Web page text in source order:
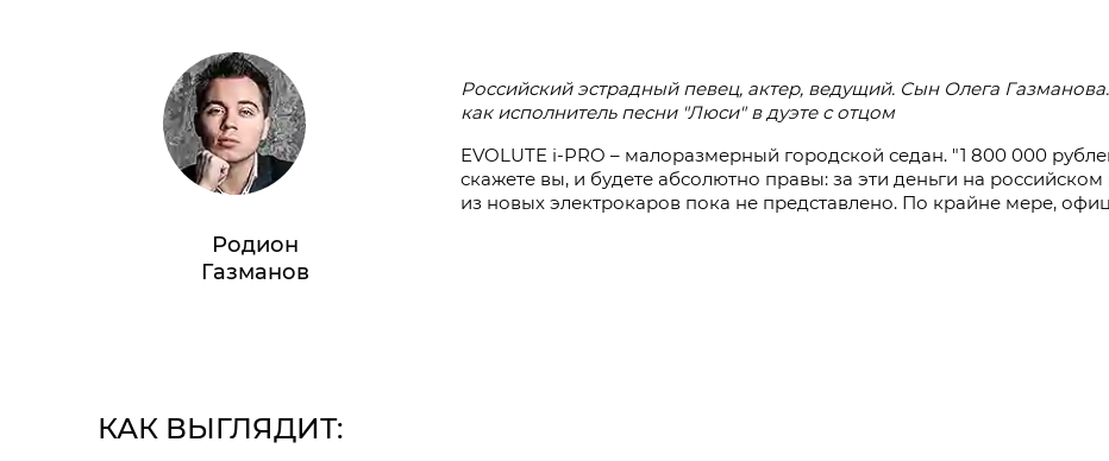
Родион
Газманов
Российский эстрадный певец, актер, ведущий. Сын Олега
как исполнитель песни "Люси" в дуэте с отцом
EVOLUTE i‑PRO – малоразмерный городской седан. "1 800 000
скажете вы, и будете абсолютно правы: за эти деньги на
из новых электрокаров пока не представлено. По крайне мере,
КАК ВЫГЛЯДИТ: